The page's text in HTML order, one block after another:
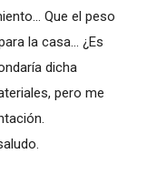
Que el peso
la casa... ¿Es
dicha
pero me